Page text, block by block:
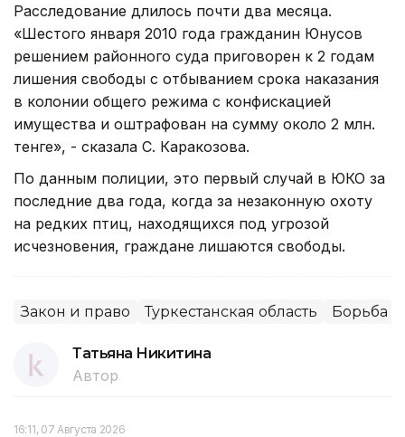
Расследование длилось почти два месяца.
«Шестого января 2010 года гражданин Юнусов
решением районного суда приговорен к 2 годам
лишения свободы с отбыванием срока наказания
в колонии общего режима с конфискацией
имущества и оштрафован на сумму около 2 млн.
тенге», - сказала С. Каракозова.
По данным полиции, это первый случай в ЮКО за
последние два года, когда за незаконную охоту
на редких птиц, находящихся под угрозой
исчезновения, граждане лишаются свободы.
Закон и право Туркестанская область Борьба с
Татьяна Никитина
Автор
16:11, 07 Августа 2026